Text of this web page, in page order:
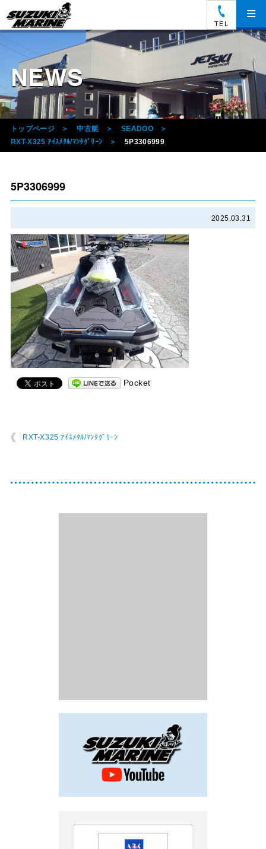
TEL
≡
NEWS
トップページ 中古艇
SEADOO
RXT-X325 ｱｲｽﾒﾀﾙ/ﾏﾝﾀｸﾞﾘｰﾝ
5P3306999
5P3306999
2025.03.31
Pocket
RXT-X325 ｱｲｽﾒﾀﾙ/ﾏﾝﾀｸﾞﾘｰﾝ